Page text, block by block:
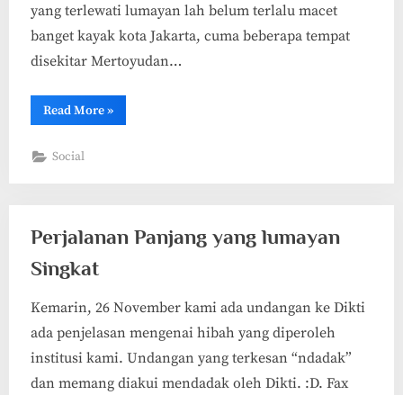
yang terlewati lumayan lah belum terlalu macet
banget kayak kota Jakarta, cuma beberapa tempat
disekitar Mertoyudan…
Read More“Lagi-
lagi
»
Social
Perjalanan Panjang yang lumayan
Singkat
Kemarin, 26 November kami ada undangan ke Dikti
ada penjelasan mengenai hibah yang diperoleh
institusi kami. Undangan yang terkesan “ndadak”
dan memang diakui mendadak oleh Dikti. :D. Fax